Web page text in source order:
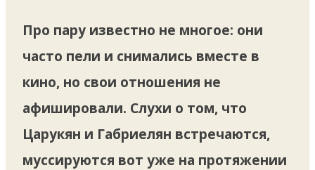
Про пару известно не многое: они
часто пели и снимались вместе в
кино, но свои отношения не
афишировали. Слухи о том, что
Царукян и Габриелян встречаются,
муссируются вот уже на протяжении